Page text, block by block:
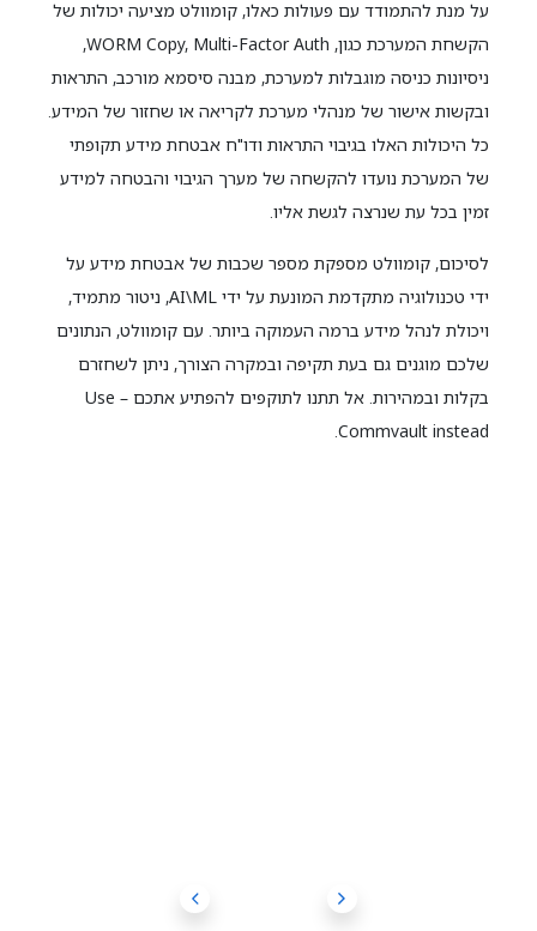
על מנת להתמודד עם פעולות כאלו, קומוולט מציעה יכולות של
הקשחת המערכת כגון, WORM Copy, Multi-Factor Auth,
ניסיונות כניסה מוגבלות למערכת, מבנה סיסמא מורכב, התראות
ובקשות אישור של מנהלי מערכת לקריאה או שחזור של המידע.
כל היכולות האלו בגיבוי התראות ודו"ח אבטחת מידע תקופתי
של המערכת נועדו להקשחה של מערך הגיבוי והבטחה למידע
זמין בכל עת שנרצה לגשת אליו.
לסיכום, קומוולט מספקת מספר שכבות של אבטחת מידע על
ידי טכנולוגיה מתקדמת המונעת על ידי AI\ML, ניטור מתמיד,
ויכולת לנהל מידע ברמה העמוקה ביותר. עם קומוולט, הנתונים
שלכם מוגנים גם בעת תקיפה ובמקרה הצורך, ניתן לשחזרם
בקלות ובמהירות. אל תתנו לתוקפים להפתיע אתכם – Use
Commvault instead.